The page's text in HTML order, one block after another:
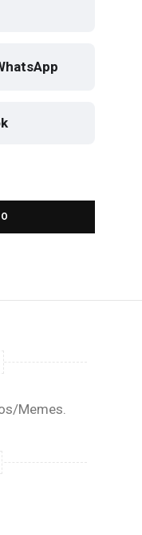
para
Banorte
Memes.